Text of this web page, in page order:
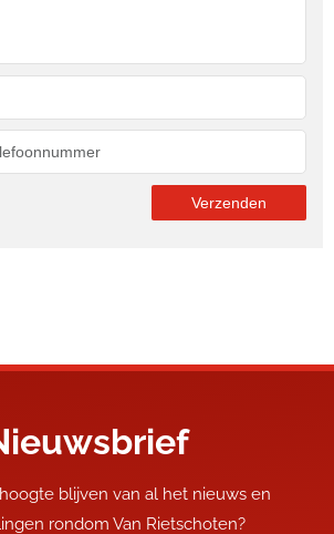
blijven van al het nieuws en
rondom Van Rietschoten?